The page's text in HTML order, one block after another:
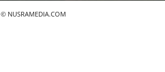
© NUSRAMEDIA.COM